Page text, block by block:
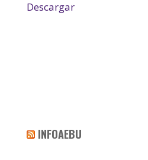
Descargar
INFOAEBU